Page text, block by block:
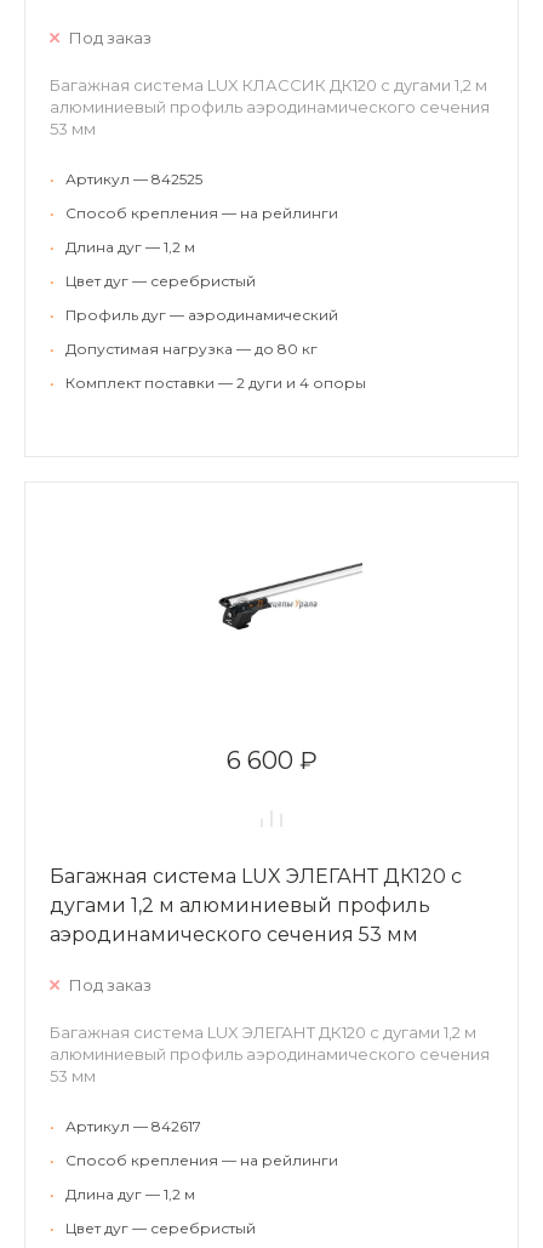
Под заказ
Багажная система LUX КЛАССИК ДК120 с дугами 1,2 м
алюминиевый профиль аэродинамического сечения
53 мм
•
Артикул — 842525
•
Способ крепления — на рейлинги
•
Длина дуг — 1,2 м
•
Цвет дуг — серебристый
•
Профиль дуг — аэродинамический
•
Допустимая нагрузка — до 80 кг
•
Комплект поставки — 2 дуги и 4 опоры
6 600 ₽
Багажная система LUX ЭЛЕГАНТ ДК120 с
дугами 1,2 м алюминиевый профиль
аэродинамического сечения 53 мм
Под заказ
Багажная система LUX ЭЛЕГАНТ ДК120 с дугами 1,2 м
алюминиевый профиль аэродинамического сечения
53 мм
•
Артикул — 842617
•
Способ крепления — на рейлинги
•
Длина дуг — 1,2 м
•
Цвет дуг — серебристый